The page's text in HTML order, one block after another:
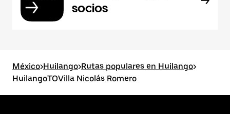
socios
México>Huilango>Rutas populares en Huilango>
HuilangoTOVilla Nicolás Romero